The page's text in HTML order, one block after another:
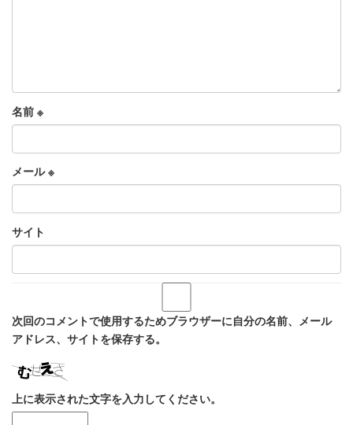
名前 ※
メール※
サイト
次回のコメントで使用するためブラウザーに自分の名前、メール
アドレス、サイトを保存する。
上に表示された文字を入力してください。